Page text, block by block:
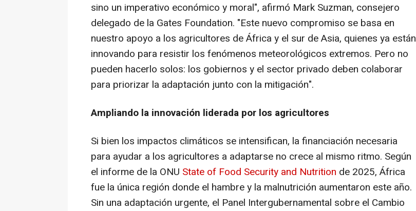
sino un imperativo económico y moral", afirmó Mark Suzman, consejero
delegado de la Gates Foundation. "Este nuevo compromiso se basa en
nuestro apoyo a los agricultores de África y el sur deAsia, quienes ya están
innovando para resistir los fenómenos meteorológicos extremos. Pero no
pueden hacerlo solos: los gobiernos y el sector privado deben colaborar
para priorizar la adaptación junto con la mitigación".
Ampliando la innovación liderada por los agricultores
Si bien los impactos climáticos se intensifican, la financiación necesaria
para ayudar a los agricultores a adaptarse no crece al mismo ritmo. Según
el informe de la ONU State of Food Security and Nutrition de 2025, África
fue la única región donde el hambre y la malnutrición aumentaron este año.
Sin una adaptación urgente, el Panel Intergubernamental sobre el Cambio